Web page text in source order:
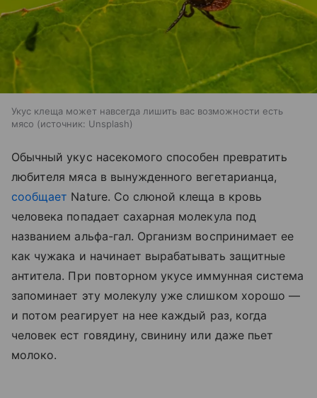
Укус клеща может навсегда лишить вас возможности есть
мясо
источник: Unsplash
Обычный укус насекомого способен превратить
любителя мяса в вынужденного вегетарианца,
сообщает Nature. Со слюной клеща в кровь
человека попадает сахарная молекула под
названием альфа-гал. Организм воспринимает ее
как чужака и начинает вырабатывать защитные
антитела. При повторном укусе иммунная система
запоминает эту молекулу уже слишком хорошо —
и потом реагирует на нее каждый раз, когда
человек ест говядину, свинину или даже пьет
молоко.